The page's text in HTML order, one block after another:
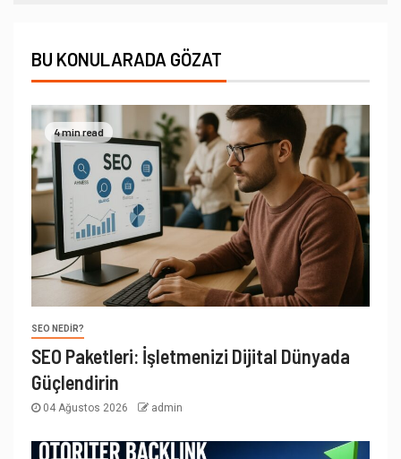
BU KONULARADA GÖZAT
4 min read
SEO NEDIR?
SEO Paketleri: İşletmenizi Dijital Dünyada
Güçlendirin
04 Ağustos 2026 admin